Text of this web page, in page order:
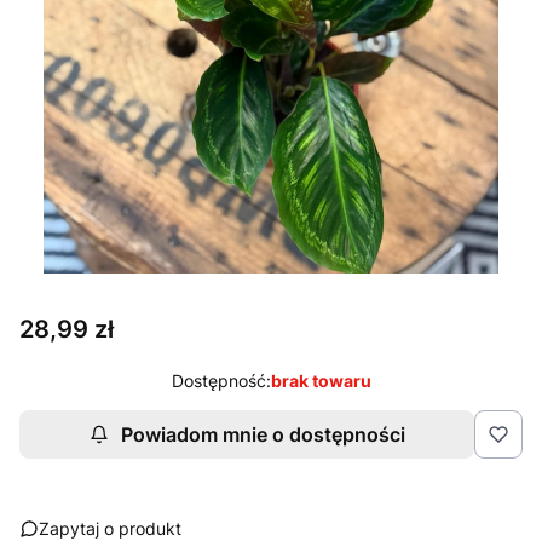
Cena
28,99 zł
Dostępność:brak towaru
Powiadom mnie o dostępności
Zapytaj o produkt